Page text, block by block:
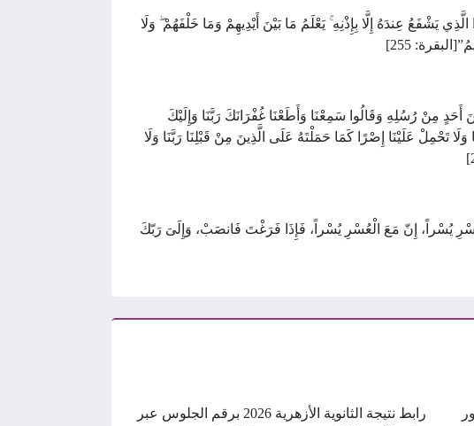
يَشْفَعُ عِندَهُ إِلَّا بِإِذْنِهِ ۚ يَعْلَمُ مَا بَيْنَ أَيْدِيهِمْ وَمَا خَلْفَهُمْ ۖ وَلَا
255]
أَحَدٍ مِنْ رُسُلِهِ وَقَالُوا سَمِعْنَا وَأَطَعْنَا غُفْرَانَكَ رَبَّنَا وَإِلَيْكَ
تَحْمِلْ عَلَيْنَا إِصْرًا كَمَا حَمَلْتَهُ عَلَى الَّذِينَ مِنْ قَبْلِنَا رَبَّنَا وَلَا
يُسْراً، إِنّ مَعَ الْعُسْرِ يُسْراً، فَإِذَا فَرَغْتَ فَانصَبْ، وَإِلَىَ رَبّكَ
رابط نتيجة الثانوية الأزهرية 2026 برقم الجلوس عبر